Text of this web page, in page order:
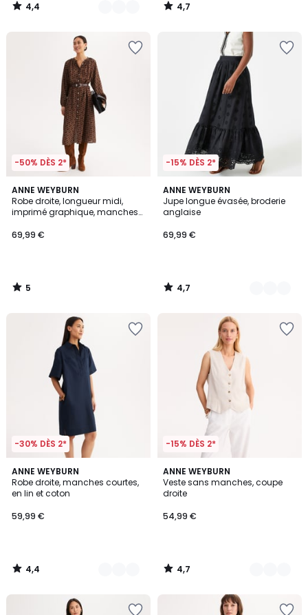
4,4
/
4,7
/
-50% DÈS 2*
ANNE WEYBURN
Robe droite, longueur midi,
imprimé graphique, manches
69,99 €
5
/
5
5
/
-15% DÈS 2*
ANNE WEYBURN
Jupe longue évasée, broderie
anglaise
69,99 €
4,7
/ 5
2
Couleurs
4,7
/
-30% DÈS 2*
ANNE WEYBURN
Robe droite, manches courtes,
en lin et coton
59,99 €
4,4
/ 5
2
Couleurs
4,4
/
-15% DÈS 2*
ANNE WEYBURN
Veste sans manches, coupe
droite
54,99 €
4,7
/ 5
2
Couleurs
4,7
/